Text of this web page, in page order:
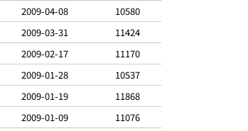
2009-04-08
10580
2009-03-31
11424
2009-02-17
11170
2009-01-28
10537
2009-01-19
11868
2009-01-09
11076